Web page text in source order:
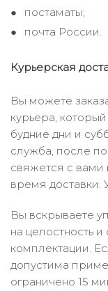
постаматы;
почта России.
Курьерская
Вы можете
курьера,
будние дни и
служба, после
свяжется с вами
время доставки.
Вы вскрываете
на целостность и
комплектации.
допустима
ограничено 15